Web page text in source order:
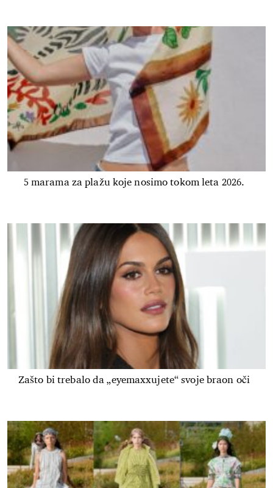
5 marama za plažu koje nosimo tokom leta 2026.
Zašto bi trebalo da „eyemaxxujete“ svoje braon oči